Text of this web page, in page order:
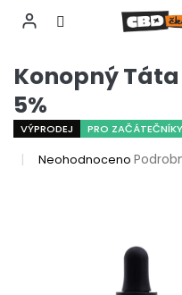
obsah
Konopný
5%
VÝPRODEJ PRO ZAČÁTEČNÍKY
Průměrné
Neohodnoceno